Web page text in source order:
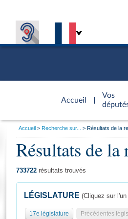
Accueil
d'accueil
Vos
Général
Vous
Accueil Recherche sur... Résultats de la
Résultats de la
733722 résultats trouvés
LÉGISLATURE (Cliquez sur
17e législature Précédentes